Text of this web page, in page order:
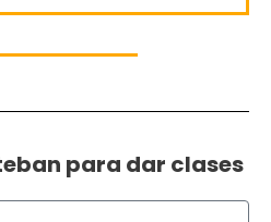
para dar clases